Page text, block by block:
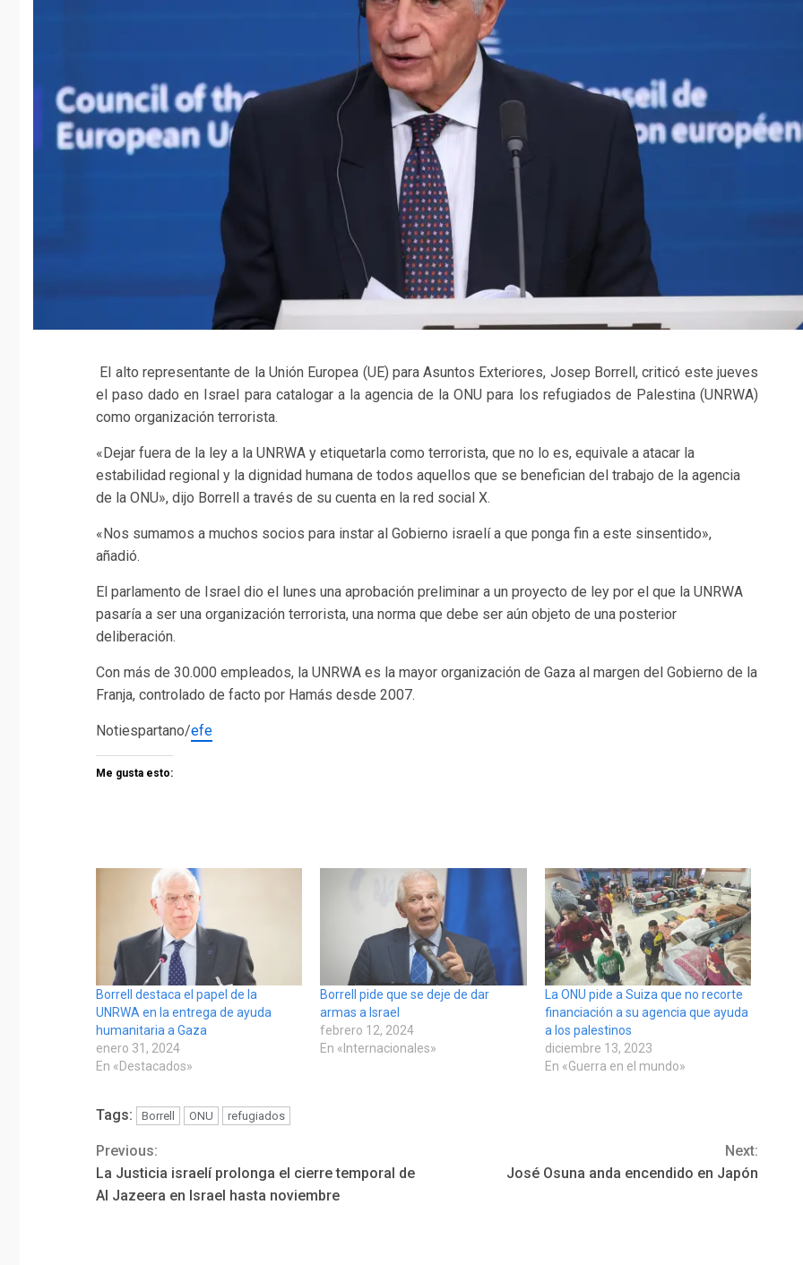
El alto representante de la Unión Europea (UE) para Asuntos Exteriores, Josep Borrell, criticó este jueves
el paso dado en Israel para catalogar a la agencia de la ONU para los refugiados de Palestina (UNRWA)
como organización terrorista.
«Dejar fuera de la ley a la UNRWA y etiquetarla como terrorista, que no lo es, equivale a atacar la
estabilidad regional y la dignidad humana de todos aquellos que se benefician del trabajo de la agencia
de la ONU», dijo Borrell a través de su cuenta en la red social X.
«Nos sumamos a muchos socios para instar al Gobierno israelí a que ponga fin a este sinsentido»,
añadió.
El parlamento de Israel dio el lunes una aprobación preliminar a un proyecto de ley por el que la UNRWA
pasaría a ser una organización terrorista, una norma que debe ser aún objeto de una posterior
deliberación.
Con más de 30.000 empleados, la UNRWA es la mayor organización de Gaza al margen del Gobierno de la
Franja, controlado de facto por Hamás desde 2007.
Notiespartano/efe
Me gusta esto:
Borrell destaca el papel de la
UNRWA en la entrega de ayuda
humanitaria a Gaza
enero 31, 2024
En «Destacados»
Borrell pide que se deje de dar
armas a Israel
febrero 12, 2024
En «Internacionales»
La ONU pide a Suiza que no recorte
financiación a su agencia que ayuda
a los palestinos
diciembre 13, 2023
En «Guerra en el mundo»
Tags: Borrell ONU refugiados
Continue
Reading
Previous:
La Justicia israelí prolonga el cierre temporal de
Al Jazeera en Israel hasta noviembre
Next:
José Osuna anda encendido en Japón